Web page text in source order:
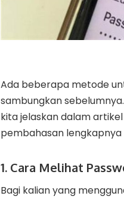
Ada beberapa metode
sambungkan
kita jelaskan dalam
pembahasan lengkapnya
1. Cara Melihat
Bagi kalian yang